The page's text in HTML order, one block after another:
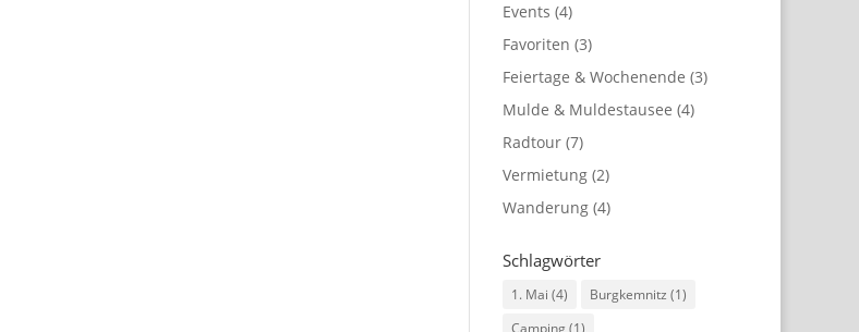
Events (4)
Favoriten (3)
Feiertage & Wochenende (3)
Mulde & Muldestausee (4)
Radtour(7)
Vermietung(2)
Wanderung(4)
Schlagwörter
1. Mai (4) Burgkemnitz (1)
Camping(1)